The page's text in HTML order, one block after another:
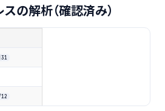
の解析（確認済み）